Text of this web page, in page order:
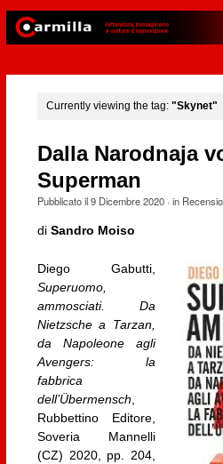
Currently viewing the tag: "Skynet"
Dalla Narodnaja
Superman
Pubblicato il9 Dicembre 2020· in
di Sandro Moiso
Diego Gabutti,
Superuomo,
ammosciati. Da
Nietzsche a Tarzan,
da Napoleone agli
Avengers: la
fabbrica
dell’Übermensch,
Rubbettino Editore,
Soveria Mannelli
(CZ) 2020, pp. 204,